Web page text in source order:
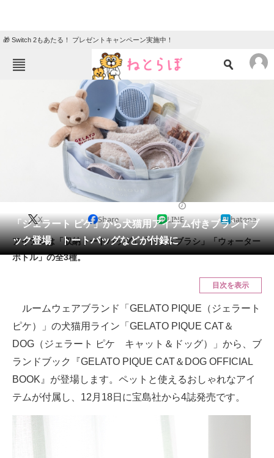
🎁 Switch 2もあたる！ プレゼントキャンペーン実施中！
ねとらぼメニュー
ニュース
クイズ
地域
教育・育児
会員記事
メディア
スマホと通信の最新トレンド
好きが集まる 比べて選べる
「ジェラート ピケ」から犬猫用アイテム付きブランドブ
ック登場 トートバッグなどが付録に
X Share LINE hatena
アイテムは「収納トートバッグ」「ペットブラシ」「ウォーター
ボトル」の全3種。
目次を表示
ルームウェアブランド「GELATO PIQUE（ジェラート
ピケ）」の犬猫用ライン「GELATO PIQUE CAT＆
DOG（ジェラート ピケ キャット＆ドッグ）」から、ブ
ランドブック『GELATO PIQUE CAT＆DOG OFFICIAL
BOOK』が登場します。ペットと使えるおしゃれなアイ
テムが付属し、12月18日に宝島社から4誌発売です。